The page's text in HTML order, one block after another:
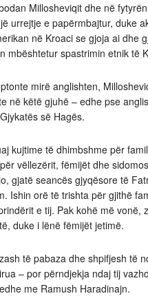
Millosheviqit dhe në
urrejtje e papërmbajtur, duke
në Kroaci se gjoja ai dhe
mbështetur spastrimin etnik të
mirë anglishten,
në këtë gjuhë – edhe pse
së Hagës.
kujtime të dhimbshme për
vëllezërit, fëmijët dhe
gjatë seancës gjyqësore të
Ishin orë të trishta për gjithë
e tij. Pak kohë më vonë,
duke i lënë fëmijët jetimë.
të pabaza dhe shpifjesh të
– por përndjekja ndaj tij
me Ramush Haradinajn.